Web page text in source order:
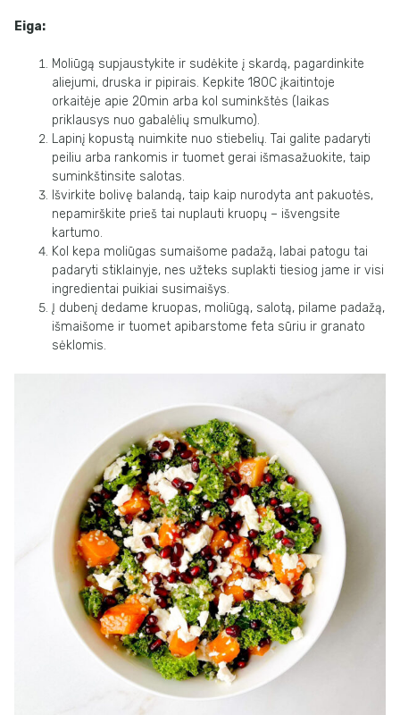
Eiga:
Moliūgą supjaustykite ir sudėkite į skardą, pagardinkite
aliejumi, druska ir pipirais. Kepkite 180C įkaitintoje
orkaitėje apie 20min arba kol suminkštės (laikas
priklausys nuo gabalėlių smulkumo).
Lapinį kopustą nuimkite nuo stiebelių. Tai galite padaryti
peiliu arba rankomis ir tuomet gerai išmasažuokite, taip
suminkštinsite salotas.
Išvirkite bolivę balandą, taip kaip nurodyta ant pakuotės,
nepamirškite prieš tai nuplauti kruopų – išvengsite
kartumo.
Kol kepa moliūgas sumaišome padažą, labai patogu tai
padaryti stiklainyje, nes užteks suplakti tiesiog jame ir visi
ingredientai puikiai susimaišys.
Į dubenį dedame kruopas, moliūgą, salotą, pilame padažą,
išmaišome ir tuomet apibarstome feta sūriu ir granato
sėklomis.